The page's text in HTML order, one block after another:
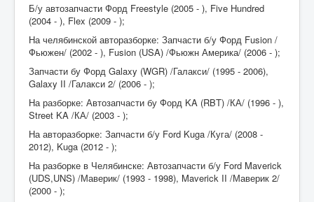
Б/у автозапчасти Форд Freestyle (2005 - ), Five Hundred
(2004 - ), Flex (2009 - );
На челябинской авторазборке: Запчасти б/у Форд Fusion /
Фьюжен/ (2002 - ), Fusion (USA) /Фьюжн Америка/ (2006 - );
Запчасти бу Форд Galaxy (WGR) /Галакси/ (1995 - 2006),
Galaxy II /Галакси 2/ (2006 - );
На разборке: Автозапчасти бу Форд KA (RBT) /КА/ (1996 - ),
Street KA /КА/ (2003 - );
На авторазборке: Запчасти б/у Ford Kuga /Куга/ (2008 -
2012), Kuga (2012 - );
На разборке в Челябинске: Автозапчасти б/у Ford Maverick
(UDS,UNS) /Маверик/ (1993 - 1998), Maverick II /Маверик 2/
(2000 - );